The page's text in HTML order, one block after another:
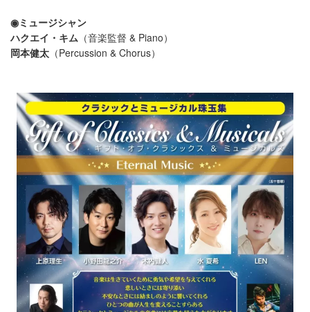
◉ミュージシャン
ハクエイ・キム （音楽監督 & Piano）
岡本健太 （Percussion & Chorus）